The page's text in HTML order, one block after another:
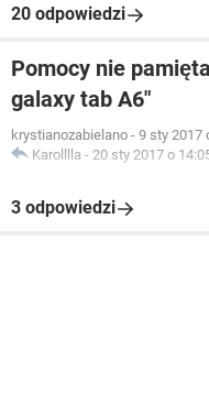
20 odpowiedzi
Pomocy nie
galaxy tab A6"
krystianozabielano - 9 sty 2017
Karolllla - 20 sty 2017 o
3 odpowiedzi